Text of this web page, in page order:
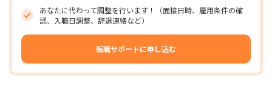
あなたに代わって調整を行います！（面接日時、雇用条件の確
認、入職日調整、辞退連絡など）
転職サポートに申し込む